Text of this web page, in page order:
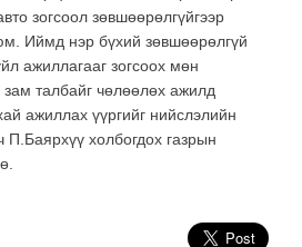
зогсоол зөвшөөрөлгүйгээр
Иймд нэр бүхий зөвшөөрөлгүй
ажиллагааг зогсоох мөн
талбайг чөлөөлөх ажилд
ажиллах үүргийг нийслэлийн
П.Баярхүү холбогдох газрын